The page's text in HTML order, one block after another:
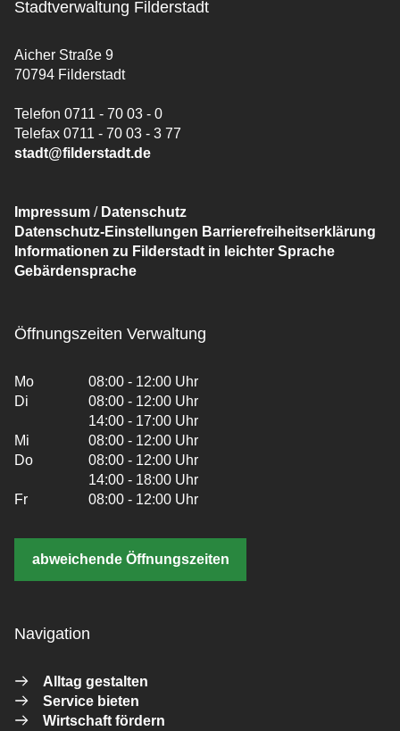
Stadtverwaltung Filderstadt
Aicher Straße 9
70794 Filderstadt
Telefon 0711 - 70 03 - 0
Telefax 0711 - 70 03 - 3 77
stadt@filderstadt.de
Impressum / Datenschutz
Datenschutz-Einstellungen Barrierefreiheitserklärung
Informationen zu Filderstadt in leichter Sprache
Gebärdensprache
Öffnungszeiten Verwaltung
Mo
08:00 - 12:00 Uhr
Di
08:00 - 12:00 Uhr
14:00 - 17:00 Uhr
Mi
08:00 - 12:00 Uhr
Do
08:00 - 12:00 Uhr
14:00 - 18:00 Uhr
Fr
08:00 - 12:00 Uhr
abweichende Öffnungszeiten
Navigation
Alltag gestalten
Service bieten
Wirtschaft fördern